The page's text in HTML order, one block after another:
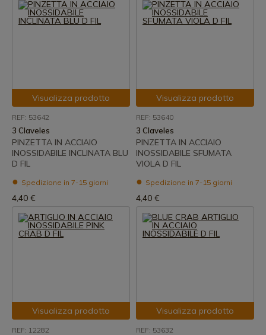
Visualizza prodotto
REF: 53642
3 Claveles
PINZETTA IN ACCIAIO
INOSSIDABILE INCLINATA BLU
D FIL
Spedizione in 7-15 giorni
4,40 €
Visualizza prodotto
REF: 53640
3 Claveles
PINZETTA IN ACCIAIO
INOSSIDABILE SFUMATA
VIOLA D FIL
Spedizione in 7-15 giorni
4,40 €
Visualizza prodotto
REF: 12282
Visualizza prodotto
REF: 53632